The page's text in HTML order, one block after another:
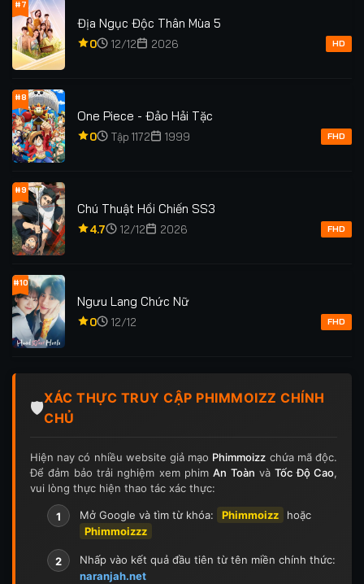
#7
Địa Ngục Độc Thân Mùa 5
0 12/12 2026 HD
#8
One Piece - Đảo Hải Tặc
0 Tập 1172 1999 FHD
#9
Chú Thuật Hồi Chiến SS3
4.7 12/12 2026 FHD
#10
Ngưu Lang Chức Nữ
0 12/12 FHD
🛡️
XÁC THỰC TRUY CẬP PHIMMOIZZ CHÍNH
CHỦ
Hiện nay có nhiều website giả mạo Phimmoizz chứa mã độc.
Để đảm bảo trải nghiệm xem phimAn Toàn vàTốc Độ Cao,
vui lòng thực hiện thao tác xác thực:
1 Mở Google và tìm từ khóa: Phimmoizz
hoặc
Phimmoizzz
2
Nhấp vào kết quả đầu tiên từ tên miền chính thức:
naranjah.net